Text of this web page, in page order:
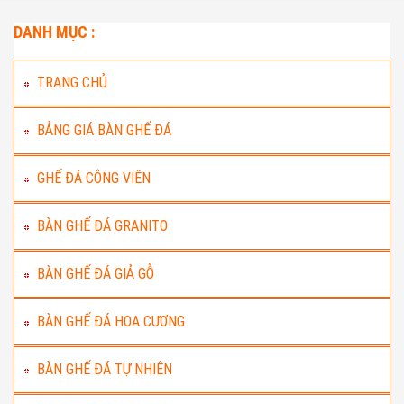
DANH MỤC :
TRANG CHỦ
BẢNG GIÁ BÀN GHẾ ĐÁ
GHẾ ĐÁ CÔNG VIÊN
BÀN GHẾ ĐÁ GRANITO
BÀN GHẾ ĐÁ GIẢ GỖ
BÀN GHẾ ĐÁ HOA CƯƠNG
BÀN GHẾ ĐÁ TỰ NHIÊN